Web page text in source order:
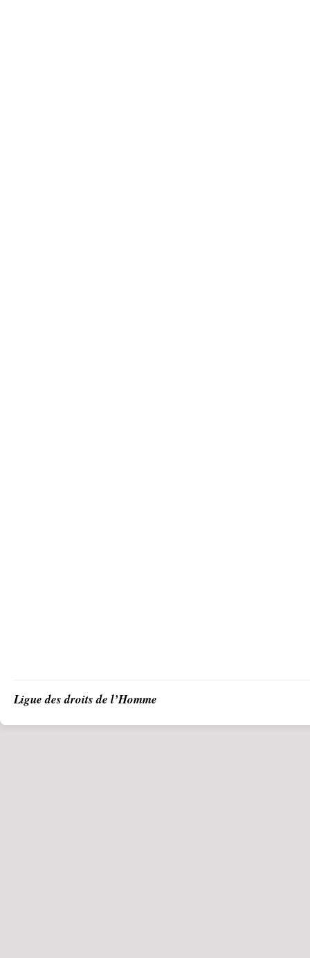
Ligue des droits de l’Homme